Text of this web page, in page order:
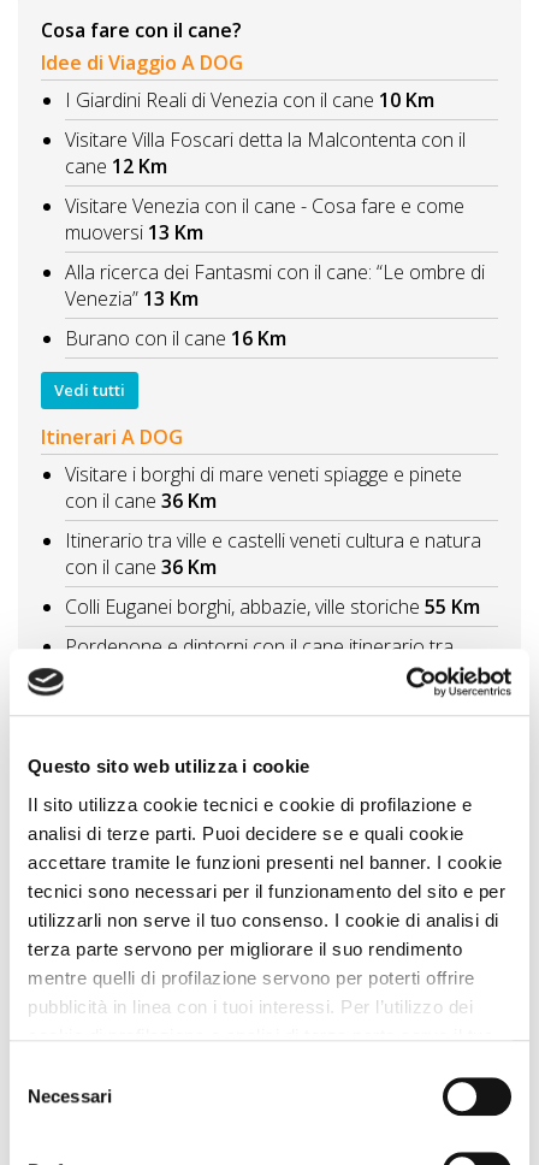
Questo sito web utilizza i cookie
Il sito utilizza cookie tecnici e cookie di profilazione e
analisi di terze parti. Puoi decidere se e quali cookie
accettare tramite le funzioni presenti nel banner. I cookie
tecnici sono necessari per il funzionamento del sito e per
utilizzarli non serve il tuo consenso. I cookie di analisi di
terza parte servono per migliorare il suo rendimento
mentre quelli di profilazione servono per poterti offrire
pubblicità in linea con i tuoi interessi. Per l’utilizzo dei
senza accettare” verranno installati solo i cookie tecnici.
Cliccando il pulsante “Accetta tutto” acconsenti all’utilizzo
di tutti i cookie. Cliccando il pulsante “mostra dettagli”
delNecessari
Cosa fare con il cane?
Idee di Viaggio A DOG
I Giardini Reali di Venezia con il cane 10 Km
Visitare Villa Foscari detta la Malcontenta con il
cane 12 Km
Visitare Venezia con il cane - Cosa fare e come
muoversi 13 Km
Alla ricerca dei Fantasmi con il cane: “Le ombre di
Venezia” 13 Km
Burano con il cane 16 Km
Vedi tutti
Itinerari A DOG
Visitare i borghi di mare veneti spiagge e pinete
con il cane 36 Km
Itinerario tra ville e castelli veneti cultura e natura
con il cane 36 Km
Colli Euganei borghi, abbazie, ville storiche 55 Km
Pordenone e dintorni con il cane itinerario tra
Visitare il Veneto tra parchi, laghi e giardini vivi le
Zampa Vacanza Consiglia